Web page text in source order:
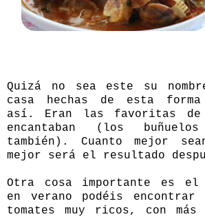
Quizá no sea este su
casa hechas de esta
así. Eran las favoritas
encantaban (los
también). Cuanto mejor
mejor será el resultado
Otra cosa importante es el
en verano podéis encontrar
tomates muy ricos, con